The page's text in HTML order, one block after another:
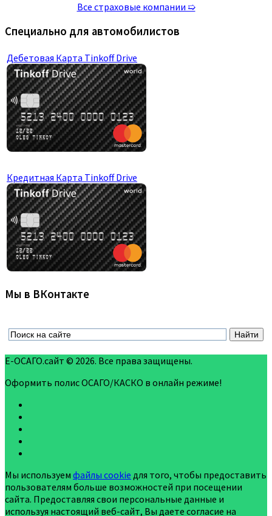
Все страховые компании ➯
Специально для автомобилистов
Дебетовая Карта Tinkoff Drive
Кредитная Карта Tinkoff Drive
Мы в ВКонтакте
Е-ОСАГО.сайт © 2026. Все права защищены.
Оформить полис ОСАГО/КАСКО в онлайн режиме!
Мы используем файлы cookie для того, чтобы предоставить
пользователям больше возможностей при посещении
сайта. Предоставляя свои персональные данные и
используя настоящий веб-сайт, Вы даете согласие на